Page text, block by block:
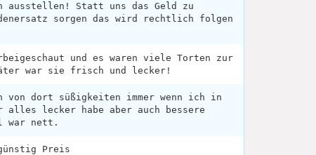
ausstellen! Statt uns das Geld zu
sorgen das wird rechtlich folgen
und es waren viele Torten zur
war sie frisch und lecker!
von dort süßigkeiten immer wenn ich in
lecker habe aber auch bessere
war nett.
Preis